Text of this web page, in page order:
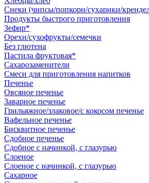
Снеки (чипсы/попкорн/сухарики/
Продукты быстрого приготовления
Зефир*
Орехи/сухофрукты/семечки
Без глютена
Пастила фруктовая*
Сахарозаменители
Смеси для приготовления напитков
Печенье
Овсяное печенье
Заварное печенье
Грильяжное/злаковое/с кокосом печенье
Вафельное печенье
Бисквитное печенье
Сдобное печенье
Сдобное с начинкой, с глазурью
Слоеное
Слоеное с начинкой, с глазурью
Сахарное